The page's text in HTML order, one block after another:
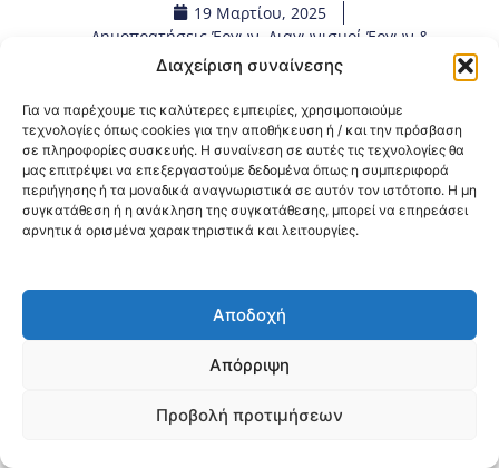
Διαχείριση συναίνεσης
Για να παρέχουμε τις καλύτερες εμπειρίες, χρησιμοποιούμε
τεχνολογίες όπως cookies για την αποθήκευση ή / και την πρόσβαση
σε πληροφορίες συσκευής. Η συναίνεση σε αυτές τις τεχνολογίες θα
μας επιτρέψει να επεξεργαστούμε δεδομένα όπως η συμπεριφορά
περιήγησης ή τα μοναδικά αναγνωριστικά σε αυτόν τον ιστότοπο. Η μη
συγκατάθεση ή η ανάκληση της συγκατάθεσης, μπορεί να επηρεάσει
αρνητικά ορισμένα χαρακτηριστικά και λειτουργίες.
Αποδοχή
Απόρριψη
Προβολή προτιμήσεων
19 Μαρτίου, 2025
Δημοπρατήσεις Έργων Διαγωνισμοί Έργων &
Προμηθειών RRF,Προμήθειες - Συμβάσεις
Κοινοποίηση:
@2026 3ype.gr All rights reserved
Πολιτική Προστασίας Δεδομένων
Θεσσαλονίκη, ΕλλάδαΤηλ: +30 2311 226 200
email: 3ype@3ype.gr